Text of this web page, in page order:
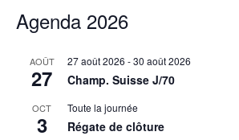
Agenda 2026
AOÛT
27
27 août 2026 -30 août 2026
Champ. Suisse J/70
OCT
3
Toute la journée
Régate de clôture